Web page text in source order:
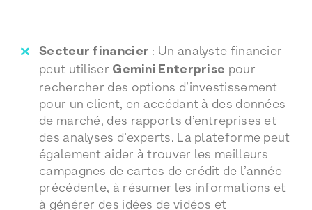
Secteur financier : Un analyste financier
peut utiliser Gemini Enterprise pour
rechercher des options d’investissement
pour un client, en accédant à des données
de marché, des rapports d’entreprises et
des analyses d’experts. La plateforme peut
également aider à trouver les meilleurs
campagnes de cartes de crédit de l’année
précédente, à résumer les informations et
à générer des idées de vidéos et